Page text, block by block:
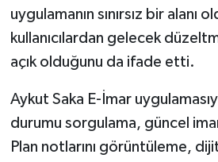
uygulamanın sınırsız bir alanı
kullanıcılardan gelecek
açık olduğunu da ifade etti.
Aykut Saka E-İmar
durumu sorgulama, güncel
Plan notlarını görüntüleme,